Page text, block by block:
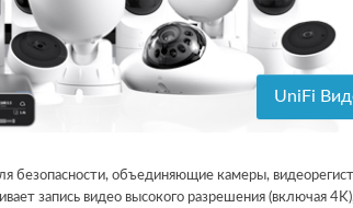
UniFi
безопасности, объединяющие камеры,
запись видео высокого разрешения (включая